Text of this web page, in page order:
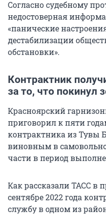
Согласно судебному
недостоверная
«панические
дестабилизации
обстановки».
Контрактник
за то, что покинул
Красноярский
приговорил к пяти
контрактника из Тувы
виновным в
части в период
Как рассказали ТАСС в
сентябре 2022 года
службу в одном из